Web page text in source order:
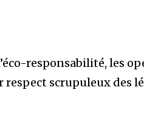
responsabilité, les
respect scrupuleux des